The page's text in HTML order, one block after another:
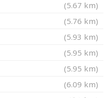
(5.67 km)
(5.76 km)
(5.93 km)
(5.95 km)
(5.95 km)
(6.09 km)